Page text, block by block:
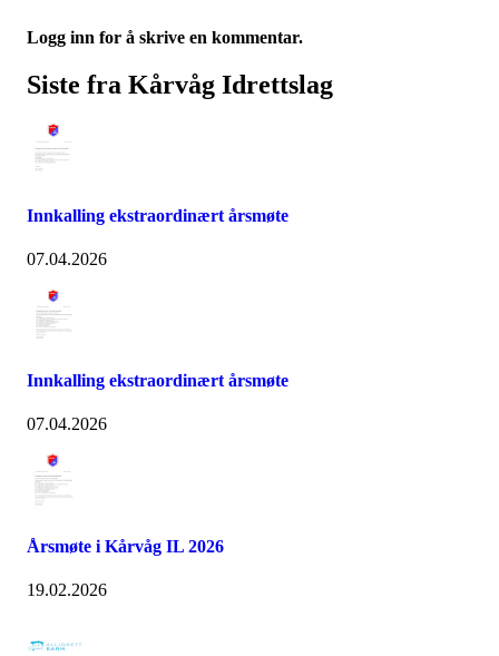
Logg inn for å skrive en kommentar.
Siste fra Kårvåg Idrettslag
Innkalling ekstraordinært årsmøte
07.04.2026
Innkalling ekstraordinært årsmøte
07.04.2026
Årsmøte i Kårvåg IL 2026
19.02.2026